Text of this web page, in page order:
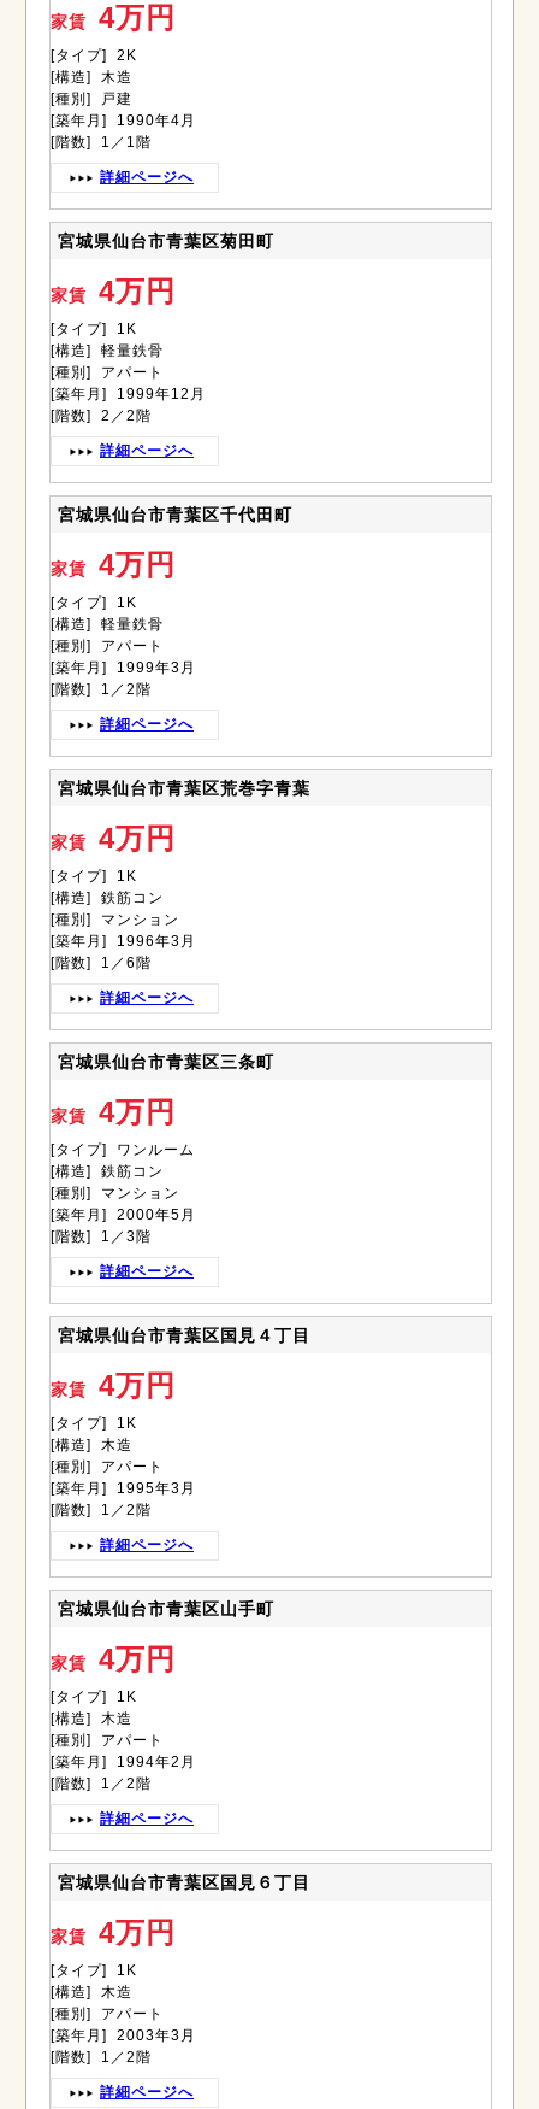
家賃 4万円
[タイプ] 2K
[構造] 木造
[種別] 戸建
[築年月] 1990年4月
[階数] 1／1階
詳細ページへ
宮城県仙台市青葉区菊田町
家賃 4万円
[タイプ] 1K
[構造] 軽量鉄骨
[種別] アパート
[築年月] 1999年12月
[階数] 2／2階
詳細ページへ
宮城県仙台市青葉区千代田町
家賃 4万円
[タイプ] 1K
[構造] 軽量鉄骨
[種別] アパート
[築年月] 1999年3月
[階数] 1／2階
詳細ページへ
宮城県仙台市青葉区荒巻字青葉
家賃 4万円
[タイプ] 1K
[構造] 鉄筋コン
[種別] マンション
[築年月] 1996年3月
[階数] 1／6階
詳細ページへ
宮城県仙台市青葉区三条町
家賃 4万円
[タイプ] ワンルーム
[構造] 鉄筋コン
[種別] マンション
[築年月] 2000年5月
[階数] 1／3階
詳細ページへ
宮城県仙台市青葉区国見４丁目
家賃 4万円
[タイプ] 1K
[構造] 木造
[種別] アパート
[築年月] 1995年3月
[階数] 1／2階
詳細ページへ
宮城県仙台市青葉区山手町
家賃 4万円
[タイプ] 1K
[構造] 木造
[種別] アパート
[築年月] 1994年2月
[階数] 1／2階
詳細ページへ
宮城県仙台市青葉区国見６丁目
家賃 4万円
[タイプ] 1K
[構造] 木造
[種別] アパート
[築年月] 2003年3月
[階数] 1／2階
詳細ページへ